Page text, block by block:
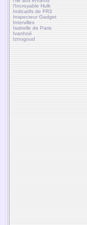
l'Incroyable Hulk
Indicatifs de FR3
Inspecteur Gadget
Intervilles
Isabelle de Paris
Ivanhoé
Iznogoud